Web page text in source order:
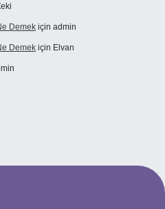
Demek için admin
Demek için Elvan